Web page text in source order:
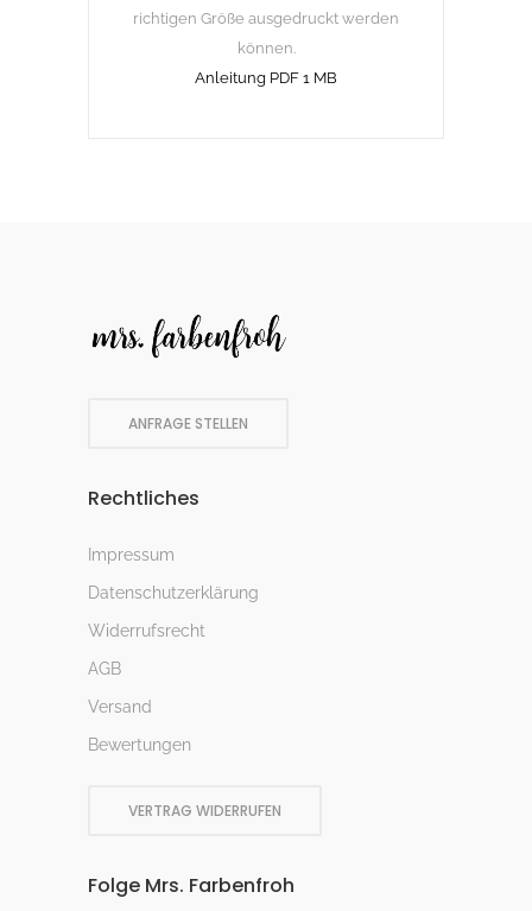
richtigen Größe ausgedruckt werden
können.
Anleitung PDF 1 MB
ANFRAGE STELLEN
Rechtliches
Impressum
Datenschutzerklärung
Widerrufsrecht
AGB
Versand
Bewertungen
VERTRAG WIDERRUFEN
Folge Mrs. Farbenfroh